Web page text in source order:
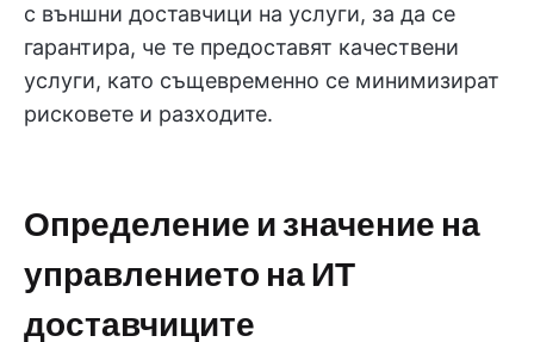
с външни доставчици на услуги, за да се
гарантира, че те предоставят качествени
услуги, като същевременно се минимизират
рисковете и разходите.
Определение и значение на
управлението на ИТ
доставчиците